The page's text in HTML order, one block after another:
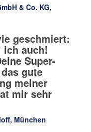
& Co. KG,
geschmiert:
ich auch!
Super-
gute
meiner
mir sehr
München